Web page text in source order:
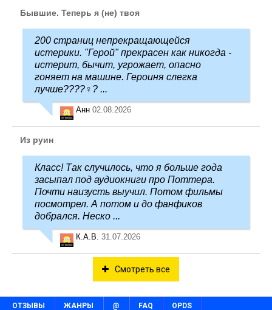
Бывшие. Теперь я (не) твоя
200 страниц непрекращающейся
истерики. "Герой" прекрасен как никогда -
истерит, бычит, угрожает, опасно
гоняет на машине. Героиня слегка
лучше????‍♀️? ...
Анн 02.08.2026
Из руин
Класс! Так случилось, что я больше года
засыпал под аудиокниги про Поттера.
Почти наизусть выучил. Потом фильмы
посмотрел. А потом и до фанфиков
добрался. Неско ...
К.А.В. 31.07.2026
Смотреть все
ОТЗЫВЫ ЖАНРЫ @ FAQ OPDS